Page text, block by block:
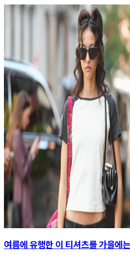
여름에 유행한 이 티셔츠를 가을에